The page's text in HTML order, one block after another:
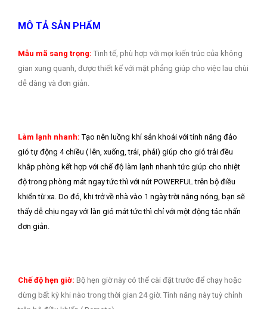
MÔ TẢ SẢN PHẨM
Mẫu mã sang trọng: Tinh tế, phù hợp với mọi kiến trúc của không
gian xung quanh, được thiết kế với mặt phẳng giúp cho việc lau chùi
dễ dàng và đơn giản.
Làm lạnh nhanh: Tạo nên luồng khí sản khoái với tính năng đảo
gió tự động 4 chiều ( lên, xuống, trái, phải) giúp cho gió trải đều
khắp phòng kết hợp với chế độ làm lạnh nhanh tức giúp cho nhiệt
độ trong phòng mát ngay tức thì với nút POWERFUL trên bộ điều
khiển từ xa. Do đó, khi trở về nhà vào 1 ngày trời nắng nóng, bạn sẽ
thấy dễ chịu ngay với làn gió mát tức thì chỉ với một động tác nhấn
đơn giản.
Chế độ hẹn giờ: Bộ hẹn giờ này có thể cài đặt trước để chạy hoặc
dừng bất kỳ khi nào trong thời gian 24 giờ. Tính năng này tuỳ chỉnh